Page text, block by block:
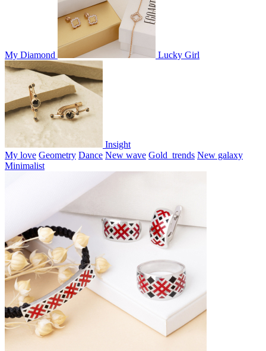
My Diamond Lucky Girl
Insight
My love Geometry Dance New wave Gold_trends New galaxy
Minimalist